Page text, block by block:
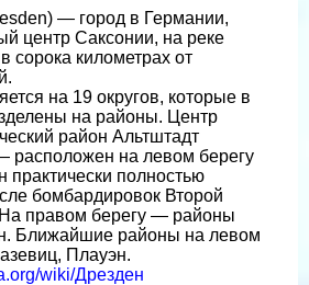
— город в Германии,
центр Саксонии, на реке
сорока километрах от
на 19 округов, которые в
на районы. Центр
район Альтштадт
расположен на левом берегу
практически полностью
бомбардировок Второй
правом берегу — районы
Ближайшие районы на левом
Плауэн.
wiki/Дрезден